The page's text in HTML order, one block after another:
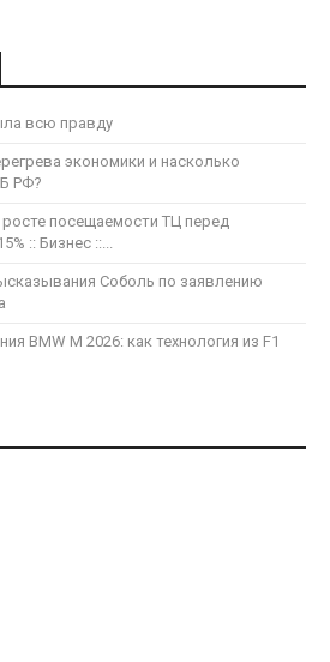
всю правду
экономики и насколько
РФ?
посещаемости ТЦ перед
:: Бизнес ::...
Соболь по заявлению
BMW M 2026: как технология из F1